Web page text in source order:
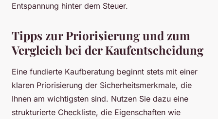
Entspannung hinter dem Steuer.
Tipps zur Priorisierung und zum
Vergleich bei der Kaufentscheidung
Eine fundierte Kaufberatung beginnt stets mit einer
klaren Priorisierung der Sicherheitsmerkmale, die
Ihnen am wichtigsten sind. Nutzen Sie dazu eine
strukturierte Checkliste, die Eigenschaften wie